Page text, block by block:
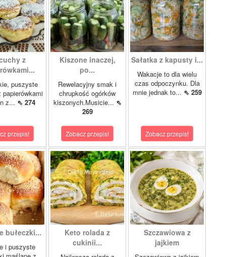
z
puszyste
papierówkami
z... ⇖ 274
przepis!
Kiszone inaczej,
po...
Rewelacyjny smak i
chrupkość ogórków
kiszonych.Musicie... ⇖
269
Zobacz przepis!
Sałatka z kapusty i...
Wakacje to dla wielu
czas odpoczynku. Dla
mnie jednak to... ⇖ 259
Zobacz przepis!
bułeczki...
i puszyste
Keto rolada z
cukinii...
Szczawiowa z
jajkiem